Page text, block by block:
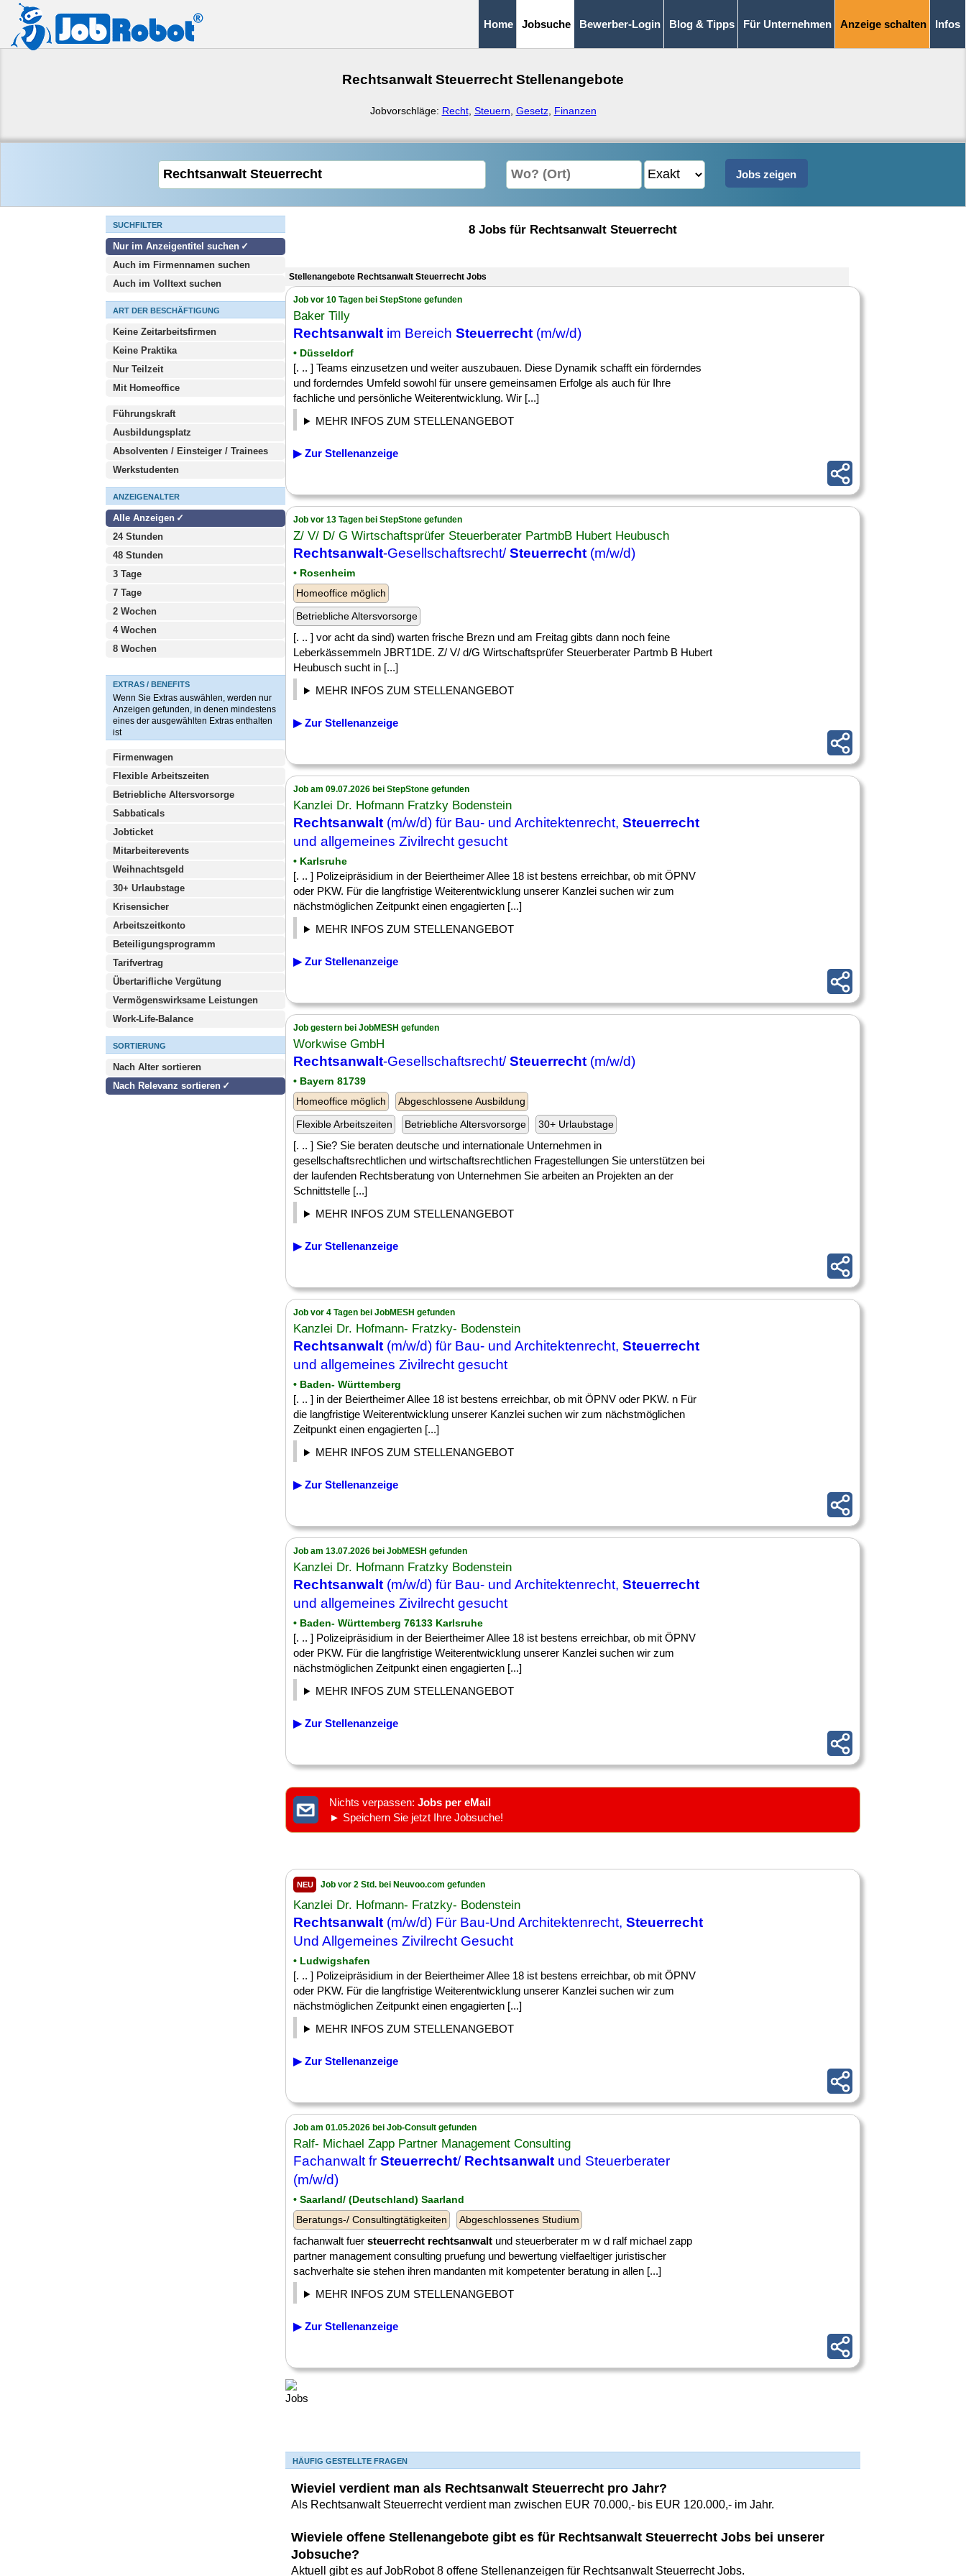
Home Jobsuche Bewerber-Login Blog & Tipps Für Unternehmen Anzeige schalten Infos
Rechtsanwalt Steuerrecht Stellenangebote
Jobvorschläge: Recht, Steuern Gesetz, Finanzen
SUCHFILTER
Nur im Anzeigentitel suchen
Auch im Firmennamen suchen
Auch im Volltext suchen
ART DER BESCHÄFTIGUNG
Keine Zeitarbeitsfirmen
Keine Praktika
Nur Teilzeit
Mit Homeoffice
Führungskraft
Ausbildungsplatz
Absolventen / Einsteiger / Trainees
Werkstudenten
ANZEIGENALTER
Alle Anzeigen
24 Stunden
48 Stunden
3 Tage
7 Tage
2 Wochen
4 Wochen
8 Wochen
EXTRAS / BENEFITS
Wenn Sie Extras auswählen, werden nur
Anzeigen gefunden, in denen mindestens
eines der ausgewählten Extras enthalten
ist
Firmenwagen
Flexible Arbeitszeiten
Betriebliche Altersvorsorge
Sabbaticals
Jobticket
Mitarbeiterevents
Weihnachtsgeld
30+ Urlaubstage
Krisensicher
Arbeitszeitkonto
Beteiligungsprogramm
Tarifvertrag
Übertarifliche Vergütung
Vermögenswirksame Leistungen
Work-Life-Balance
SORTIERUNG
Nach Alter sortieren
Nach Relevanz sortieren
8 Jobs für Rechtsanwalt Steuerrecht
Stellenangebote Rechtsanwalt Steuerrecht Jobs
Job vor 10 Tagen bei StepStone gefunden
Baker Tilly
Rechtsanwalt im Bereich Steuerrecht (m/w/d)
• Düsseldorf
[. .. ] Teams einzusetzen und weiter auszubauen. Diese Dynamik schafft ein förderndes
und forderndes Umfeld sowohl für unsere gemeinsamen Erfolge als auch für Ihre
fachliche und persönliche Weiterentwicklung. Wir [...]
MEHR INFOS ZUM STELLENANGEBOT
▶ Zur Stellenanzeige
Job vor 13 Tagen bei StepStone gefunden
Z/ V/ D/ G Wirtschaftsprüfer Steuerberater PartmbB Hubert Heubusch
Rechtsanwalt-Gesellschaftsrecht/Steuerrecht (m/w/d)
• Rosenheim
Homeoffice möglich
Betriebliche Altersvorsorge
[. .. ] vor acht da sind) warten frische Brezn und am Freitag gibts dann noch feine
Leberkässemmeln JBRT1DE. Z/ V/ d/G Wirtschaftsprüfer Steuerberater Partmb B Hubert
Heubusch sucht in [...]
MEHR INFOS ZUM STELLENANGEBOT
▶ Zur Stellenanzeige
Job am 09.07.2026 bei StepStone gefunden
Kanzlei Dr. Hofmann Fratzky Bodenstein
Rechtsanwalt (m/w/d) für Bau- und Architektenrecht, Steuerrecht
und allgemeines Zivilrecht gesucht
• Karlsruhe
[. .. ] Polizeipräsidium in der Beiertheimer Allee 18 ist bestens erreichbar, ob mit ÖPNV
oder PKW. Für die langfristige Weiterentwicklung unserer Kanzlei suchen wir zum
nächstmöglichen Zeitpunkt einen engagierten [...]
MEHR INFOS ZUM STELLENANGEBOT
▶ Zur Stellenanzeige
Job gestern bei JobMESH gefunden
Workwise GmbH
Rechtsanwalt-Gesellschaftsrecht/Steuerrecht (m/w/d)
• Bayern 81739
Homeoffice möglich
Abgeschlossene Ausbildung
Flexible Arbeitszeiten
Betriebliche Altersvorsorge 30+ Urlaubstage
[. .. ] Sie? Sie beraten deutsche und internationale Unternehmen in
gesellschaftsrechtlichen und wirtschaftsrechtlichen Fragestellungen Sie unterstützen bei
der laufenden Rechtsberatung von Unternehmen Sie arbeiten an Projekten an der
Schnittstelle [...]
MEHR INFOS ZUM STELLENANGEBOT
▶ Zur Stellenanzeige
Job vor 4 Tagen bei JobMESH gefunden
Kanzlei Dr. Hofmann- Fratzky- Bodenstein
Rechtsanwalt (m/w/d) für Bau- und Architektenrecht, Steuerrecht
und allgemeines Zivilrecht gesucht
• Baden- Württemberg
[. .. ] in der Beiertheimer Allee 18 ist bestens erreichbar, ob mit ÖPNV oder PKW. n Für
die langfristige Weiterentwicklung unserer Kanzlei suchen wir zum nächstmöglichen
Zeitpunkt einen engagierten [...]
MEHR INFOS ZUM STELLENANGEBOT
▶ Zur Stellenanzeige
Job am 13.07.2026 bei JobMESH gefunden
Kanzlei Dr. Hofmann Fratzky Bodenstein
Rechtsanwalt (m/w/d) für Bau- und Architektenrecht, Steuerrecht
und allgemeines Zivilrecht gesucht
• Baden- Württemberg 76133 Karlsruhe
[. .. ] Polizeipräsidium in der Beiertheimer Allee 18 ist bestens erreichbar, ob mit ÖPNV
oder PKW. Für die langfristige Weiterentwicklung unserer Kanzlei suchen wir zum
nächstmöglichen Zeitpunkt einen engagierten [...]
MEHR INFOS ZUM STELLENANGEBOT
▶ Zur Stellenanzeige
Nichts verpassen: Jobs per eMail
► Speichern Sie jetzt Ihre Jobsuche!
NEU Job vor 2 Std. bei Neuvoo.com gefunden
Kanzlei Dr. Hofmann- Fratzky- Bodenstein
Rechtsanwalt (m/w/d) Für Bau-Und Architektenrecht, Steuerrecht
Und Allgemeines Zivilrecht Gesucht
• Ludwigshafen
[. .. ] Polizeipräsidium in der Beiertheimer Allee 18 ist bestens erreichbar, ob mit ÖPNV
oder PKW. Für die langfristige Weiterentwicklung unserer Kanzlei suchen wir zum
nächstmöglichen Zeitpunkt einen engagierten [...]
MEHR INFOS ZUM STELLENANGEBOT
▶ Zur Stellenanzeige
Job am 01.05.2026 bei Job-Consult gefunden
Ralf- Michael Zapp Partner Management Consulting
Fachanwalt fr Steuerrecht/ Rechtsanwalt und Steuerberater
(m/w/d)
• Saarland/ (Deutschland) Saarland
Beratungs-/ Consultingtätigkeiten
Abgeschlossenes Studium
fachanwalt fuer steuerrecht rechtsanwalt und steuerberater m w d ralf michael zapp
partner management consulting pruefung und bewertung vielfaeltiger juristischer
sachverhalte sie stehen ihren mandanten mit kompetenter beratung in allen [...]
MEHR INFOS ZUM STELLENANGEBOT
▶ Zur Stellenanzeige
HÄUFIG GESTELLTE FRAGEN
Wieviel verdient man als Rechtsanwalt Steuerrecht pro Jahr?
Als Rechtsanwalt Steuerrecht verdient man zwischen EUR 70.000,- bis EUR 120.000,- im Jahr.
Wieviele offene Stellenangebote gibt es für Rechtsanwalt Steuerrecht Jobs bei unserer
Jobsuche?
Aktuell gibt es auf JobRobot 8 offene Stellenanzeigen für Rechtsanwalt Steuerrecht Jobs.